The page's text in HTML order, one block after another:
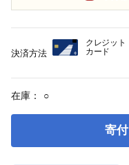
在庫： ○
寄
決済方法
クレジット
カード